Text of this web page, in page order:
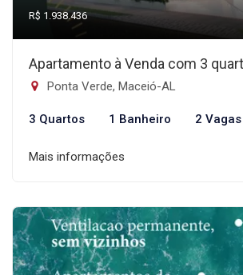
R$ 1.938.436
Apartamento à Venda com 3
Ponta Verde, Maceió-AL
3 Quartos 1 Banheiro 2 Vagas
Mais informações